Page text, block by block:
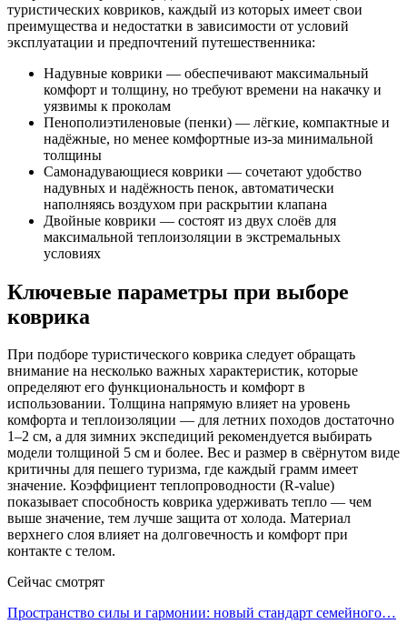
туристических ковриков, каждый из которых имеет свои
преимущества и недостатки в зависимости от условий
эксплуатации и предпочтений путешественника:
Надувные коврики — обеспечивают максимальный
комфорт и толщину, но требуют времени на накачку и
уязвимы к проколам
Пенополиэтиленовые (пенки) — лёгкие, компактные и
надёжные, но менее комфортные из-за минимальной
толщины
Самонадувающиеся коврики — сочетают удобство
надувных и надёжность пенок, автоматически
наполняясь воздухом при раскрытии клапана
Двойные коврики — состоят из двух слоёв для
максимальной теплоизоляции в экстремальных
условиях
Ключевые параметры при выборе
коврика
При подборе туристического коврика следует обращать
внимание на несколько важных характеристик, которые
определяют его функциональность и комфорт в
использовании. Толщина напрямую влияет на уровень
комфорта и теплоизоляции — для летних походов достаточно
1–2 см, а для зимних экспедиций рекомендуется выбирать
модели толщиной 5 см и более. Вес и размер в свёрнутом виде
критичны для пешего туризма, где каждый грамм имеет
значение. Коэффициент теплопроводности (R-value)
показывает способность коврика удерживать тепло — чем
выше значение, тем лучше защита от холода. Материал
верхнего слоя влияет на долговечность и комфорт при
контакте с телом.
Сейчас смотрят
Пространство силы и гармонии: новый стандарт семейного…